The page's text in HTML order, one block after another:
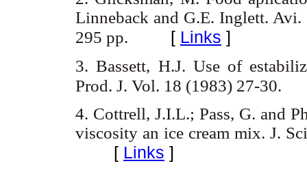
Linneback and G.E. Inglett.
295 pp.
[ Links ]
3. Bassett, H.J. Use of
Prod. J. Vol. 18 (1983) 27-30.
4. Cottrell, J.I.L.; Pass, G. and
viscosity an ice cream mix. J.
[ Links ]